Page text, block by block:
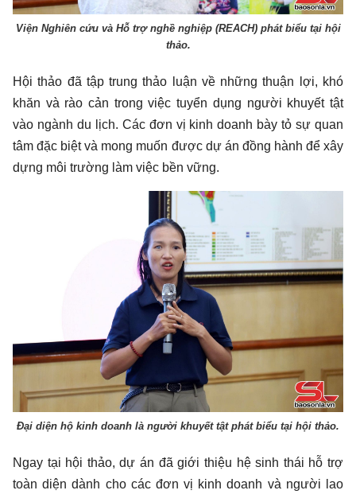
Viện Nghiên cứu và Hỗ trợ nghề nghiệp (REACH) phát biểu tại hội
thảo.
Hội thảo đã tập trung thảo luận về những thuận lợi, khó
khăn và rào cản trong việc tuyển dụng người khuyết tật
vào ngành du lịch. Các đơn vị kinh doanh bày tỏ sự quan
tâm đặc biệt và mong muốn được dự án đồng hành để xây
dựng môi trường làm việc bền vững.
Đại diện hộ kinh doanh là người khuyết tật phát biểu tại hội thảo.
Ngay tại hội thảo, dự án đã giới thiệu hệ sinh thái hỗ trợ
toàn diện dành cho các đơn vị kinh doanh và người lao